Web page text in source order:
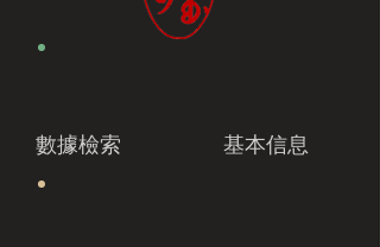
數據檢索 基本信息